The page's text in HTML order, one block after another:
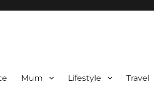
Mum Lifestyle Travel